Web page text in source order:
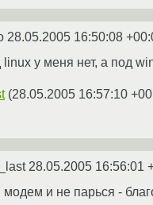
28.05.2005 16:50:08
у меня нет, а под
(28.05.2005 16:57:10
28.05.2005 16:56:01
модем и не парься -